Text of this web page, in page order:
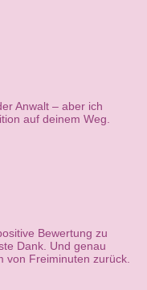
Anwalt – aber ich
auf deinem Weg.
Bewertung zu
Dank. Und genau
von Freiminuten zurück.